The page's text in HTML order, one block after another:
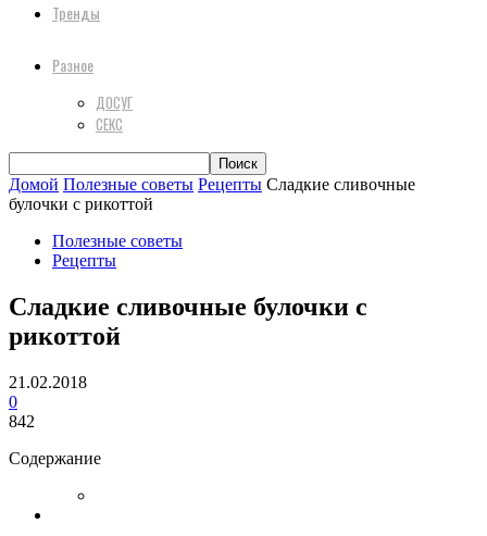
Тренды
Разное
ДОСУГ
СЕКС
Домой Полезные советы Рецепты Сладкие сливочные
булочки с рикоттой
Полезные советы
Рецепты
Сладкие сливочные булочки с
рикоттой
21.02.2018
0
842
Содержание